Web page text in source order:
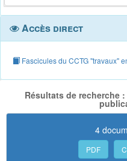
Accès direct
Fascicules du CCTG "travaux"
Résultats de recherche
4
PDF